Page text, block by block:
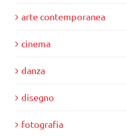
arte contemporanea
cinema
danza
disegno
fotografia